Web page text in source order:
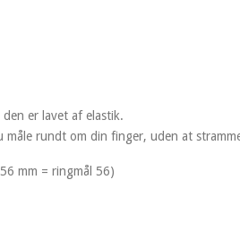
er lavet af elastik.
rundt om din finger, uden at
mm = ringmål 56)